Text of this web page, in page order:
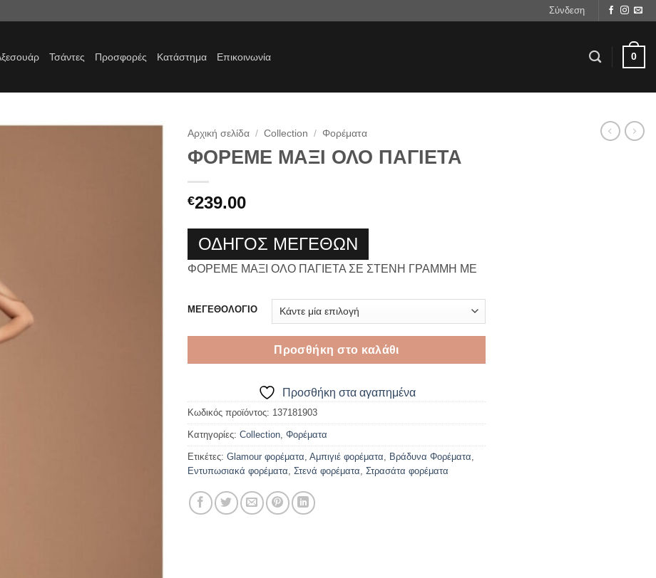
Σύνδεση
Τσάντες Προσφορές Κατάστημα Επικοινωνία 0
Αρχική σελίδα / Collection / Φορέματα
ΦΟΡΕΜΕ ΜΑΞΙ ΟΛΟ ΠΑΓΙΕΤΑ
€239.00
ΟΔΗΓΟΣ ΜΕΓΕΘΩΝ
ΦΟΡΕΜΕ ΜΑΞΙ ΟΛΟ ΠΑΓΙΕΤΑ ΣΕ ΣΤΕΝΗ ΓΡΑΜΜΗ ΜΕ
ΜΕΓΕΘΟΛΟΓΙΟ
Προσθήκη στο καλάθι
Προσθήκη στα αγαπημένα
Κωδικός προϊόντος: 137181903
Κατηγορίες: Collection, Φορέματα
Ετικέτες: Glamour φορέματα, Αμπιγιέ φορέματα, Βράδυνα Φορέματα,
Εντυπωσιακά φορέματα, Στενά φορέματα, Στρασάτα φορέματα